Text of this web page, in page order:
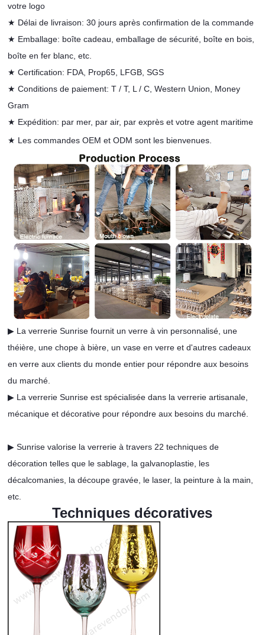
votre logo
★ Délai de livraison: 30 jours après confirmation de la commande
★ Emballage: boîte cadeau, emballage de sécurité, boîte en bois,
boîte en fer blanc, etc.
★Certification: FDA, Prop65, LFGB, SGS
★ Conditions de paiement: T / T, L / C, Western Union, Money
Gram
★ Expédition: par mer, par air, par exprès et votre agent maritime
★ Les commandesOEM et ODM sont les bienvenues.
▶ La verrerie Sunrise fournit un verre à vin personnalisé, une
théière, une chope à bière, un vase en verre et d'autres cadeaux
en verre aux clients du monde entier pour répondre aux besoins
du marché.
▶ La verrerie Sunrise est spécialisée dans la verrerie artisanale,
mécanique et décorative pour répondre aux besoins du marché.
▶ Sunrise valorise la verrerie à travers 22 techniques de
décoration telles que le sablage, la galvanoplastie, les
décalcomanies, la découpe gravée, le laser, la peinture à la main,
etc.
Techniques décoratives